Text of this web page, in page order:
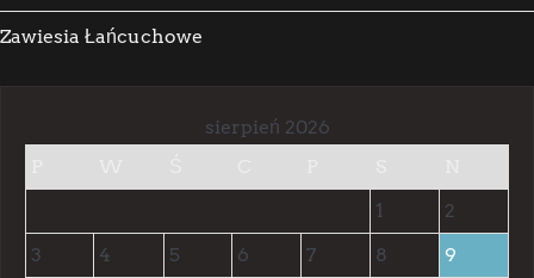
Zawiesia Łańcuchowe
sierpień 2026
1
2
3
4 5 6 7 8
9